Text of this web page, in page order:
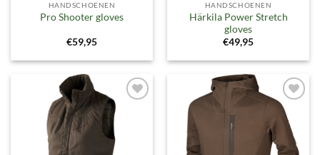
HANDSCHOENEN
Pro Shooter gloves
€59,95
HANDSCHOENEN
Härkila Power Stretch
gloves
€49,95
Toevoegen
verlanglijst
Toevoegen
aan
verlanglijst